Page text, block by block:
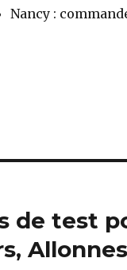
Nancy :
de test
Allonnes